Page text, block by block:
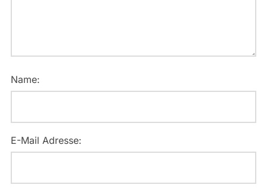
Name:
E-Mail Adresse: